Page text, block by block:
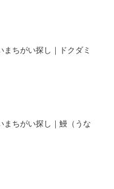
まちがい探し｜ドクダミ
まちがい探し｜鰻（うな